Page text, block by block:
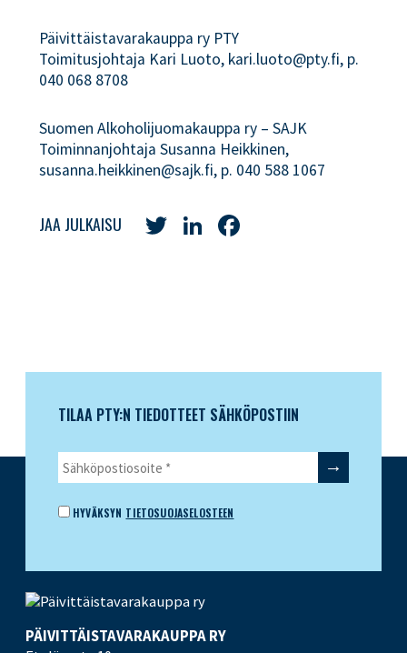
Päivittäistavarakauppa ry PTY
Toimitusjohtaja Kari Luoto, kari.luoto@pty.fi, p.
040 068 8708
Suomen Alkoholijuomakauppa ry – SAJK
Toiminnanjohtaja Susanna Heikkinen,
susanna.heikkinen@sajk.fi, p. 040 588 1067
JAA JULKAISU TwitterLinkedIn
TILAA PTY:N TIEDOTTEET SÄHKÖPOSTIIN
HYVÄKSYN TIETOSUOJASELOSTEEN
PÄIVITTÄISTAVARA­KAUPPA RY